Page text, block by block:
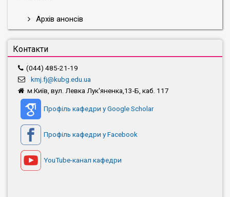
Архів анонсів
Контакти
(044) 485-21-19
kmj.fj@kubg.edu.ua
м.Київ, вул. Левка Лук'яненка,13-Б, каб. 117
Профіль кафедри у Google Scholar
Профіль кафедри у Facebook
YouTube-канал кафедри